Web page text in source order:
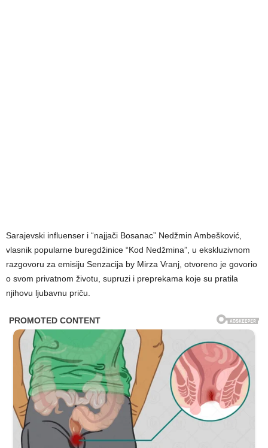
Sarajevski influenser i “najjači Bosanac” Nedžmin Ambešković,
vlasnik popularne buregdžinice “Kod Nedžmina”, u ekskluzivnom
razgovoru za emisiju Senzacija by Mirza Vranj, otvoreno je govorio
o svom privatnom životu, supruzi i preprekama koje su pratila
njihovu ljubavnu priču.